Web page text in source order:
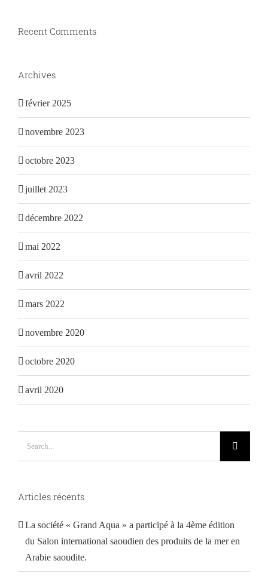
Recent Comments
Archives
février 2025
novembre 2023
octobre 2023
juillet 2023
décembre 2022
mai 2022
avril 2022
mars 2022
novembre 2020
octobre 2020
avril 2020
Articles récents
La société « Grand Aqua » a participé à la 4ème édition
du Salon international saoudien des produits de la mer en
Arabie saoudite.